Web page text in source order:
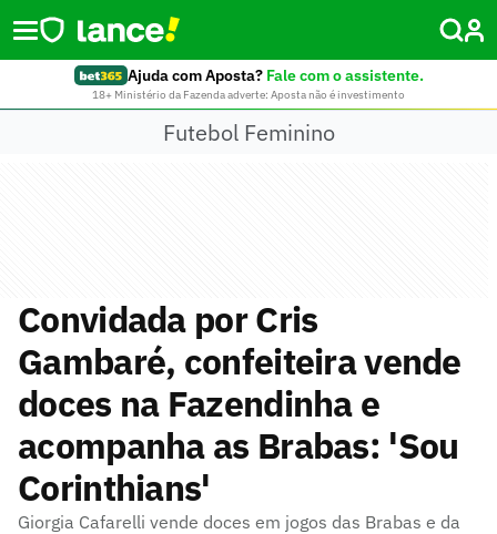
Ajuda com Aposta? Fale com o assistente.
18+ Ministério da Fazenda adverte: Aposta não é investimento
Futebol Feminino
Convidada por Cris
Gambaré, confeiteira vende
doces na Fazendinha e
acompanha as Brabas: 'Sou
Corinthians'
Giorgia Cafarelli vende doces em jogos das Brabas e da